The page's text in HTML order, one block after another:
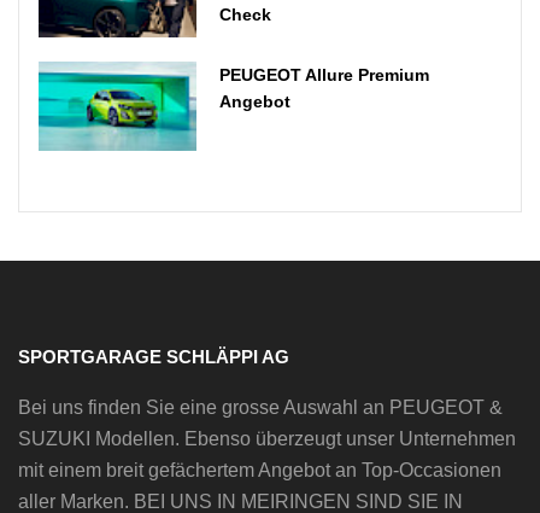
Check
PEUGEOT Allure Premium
Angebot
SPORTGARAGE SCHLÄPPI AG
Bei uns finden Sie eine grosse Auswahl an PEUGEOT &
SUZUKI Modellen. Ebenso überzeugt unser Unternehmen
mit einem breit gefächertem Angebot an Top-Occasionen
aller Marken. BEI UNS IN MEIRINGEN SIND SIE IN